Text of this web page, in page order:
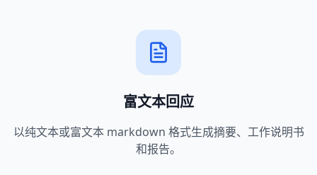
富文本回应
以纯文本或富文本 markdown 格式生成摘要、工作说明书
和报告。